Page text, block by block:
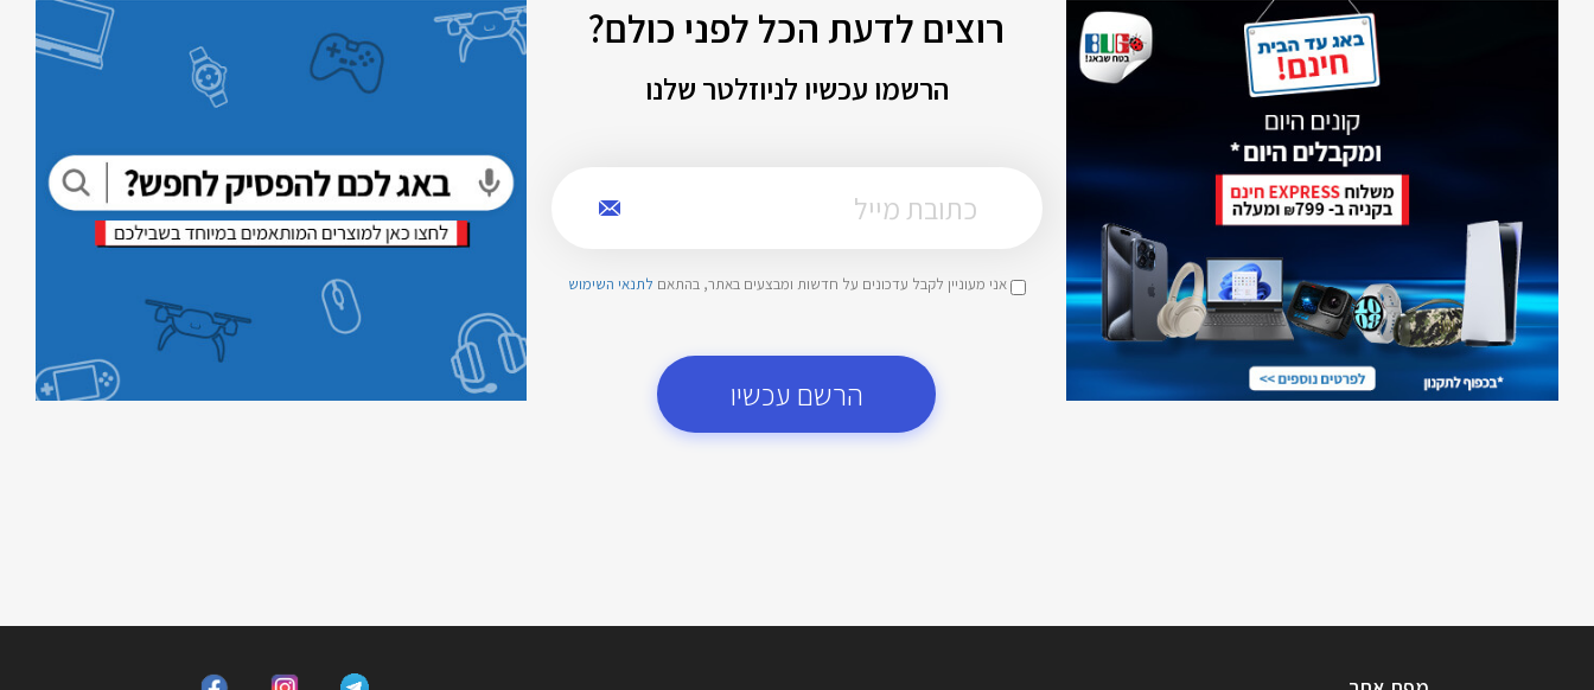
רוצים לדעת הכל לפני כולם?
הרשמו עכשיו לניוזלטר שלנו
אני מעוניין לקבל עדכונים על חדשות ומבצעים באתר, בהתאם לתנאי השימוש
הרשם עכשיו